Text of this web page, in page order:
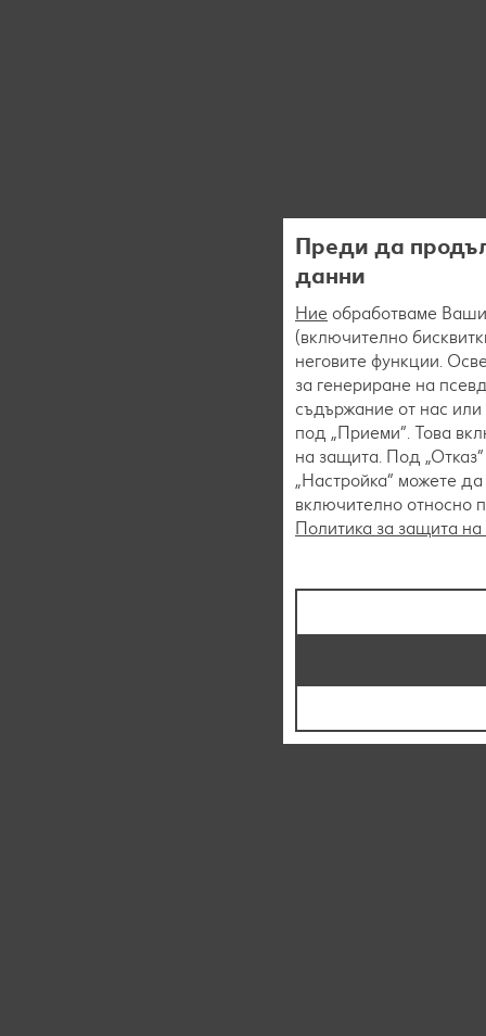
Преди да
данни
Ние обработваме
(включително
неговите функции.
за генериране на
съдържание от нас или
под „Приеми“. Това
на защита. Под
„Настройка“ можете
включително относно
Политика за защита